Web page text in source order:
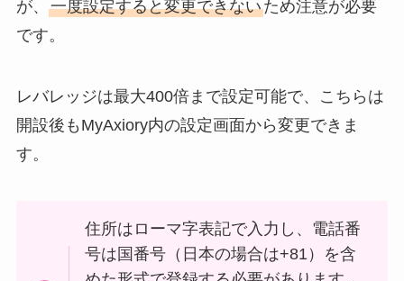
が、 一度設定すると変更できないため注意が必要
です。
レバレッジは最大400倍まで設定可能で、こちらは
開設後もMyAxiory内の設定画面から変更できま
す。
住所はローマ字表記で入力し、電話番
号は国番号（日本の場合は+81）を含